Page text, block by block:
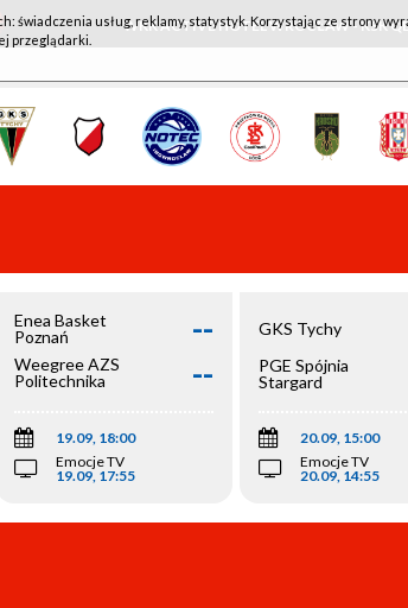
WKK ACTIVE HOTEL WROCŁAW - KSK
Enea Basket
Poznań
--
Weegree AZS
Politechnika
--
19.09, 18:00
Emocje TV
19.09, 17:55
GKS Tychy
PGE Spójnia
Stargard
20.09, 15:00
Emocje TV
20.09, 14:55
świadczenia usług, reklamy, statystyk. Korzystając ze strony
przeglądarki.